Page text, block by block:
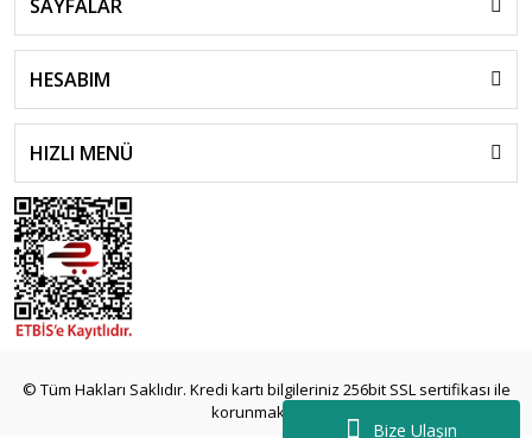
Bize Ulaşın
SAYFALAR
HESABIM
HIZLI MENÜ
© Tüm Hakları Saklıdır. Kredi kartı bilgileriniz 256bit SSL sertifikası ile
korunmaktadır.